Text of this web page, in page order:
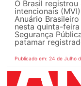
O Brasil
intencionais
Anuário
nesta quinta-
Segurança
patamar
Publicado em: 24 de Julho